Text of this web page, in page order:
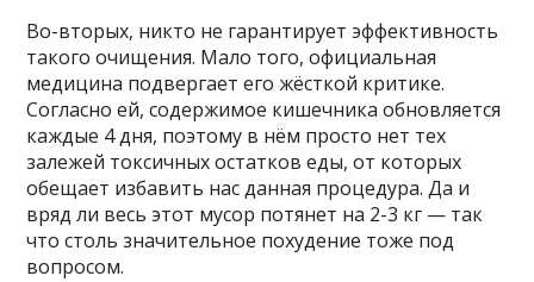
Во-вторых, никто не гарантирует эффективность
такого очищения. Мало того, официальная
медицина подвергает его жёсткой критике.
Согласно ей, содержимое кишечника обновляется
каждые 4 дня, поэтому в нём просто нет тех
залежей токсичных остатков еды, от которых
обещает избавить нас данная процедура. Да и
вряд ли весь этот мусор потянет на 2-3 кг — так
что столь значительное похудение тоже под
вопросом.